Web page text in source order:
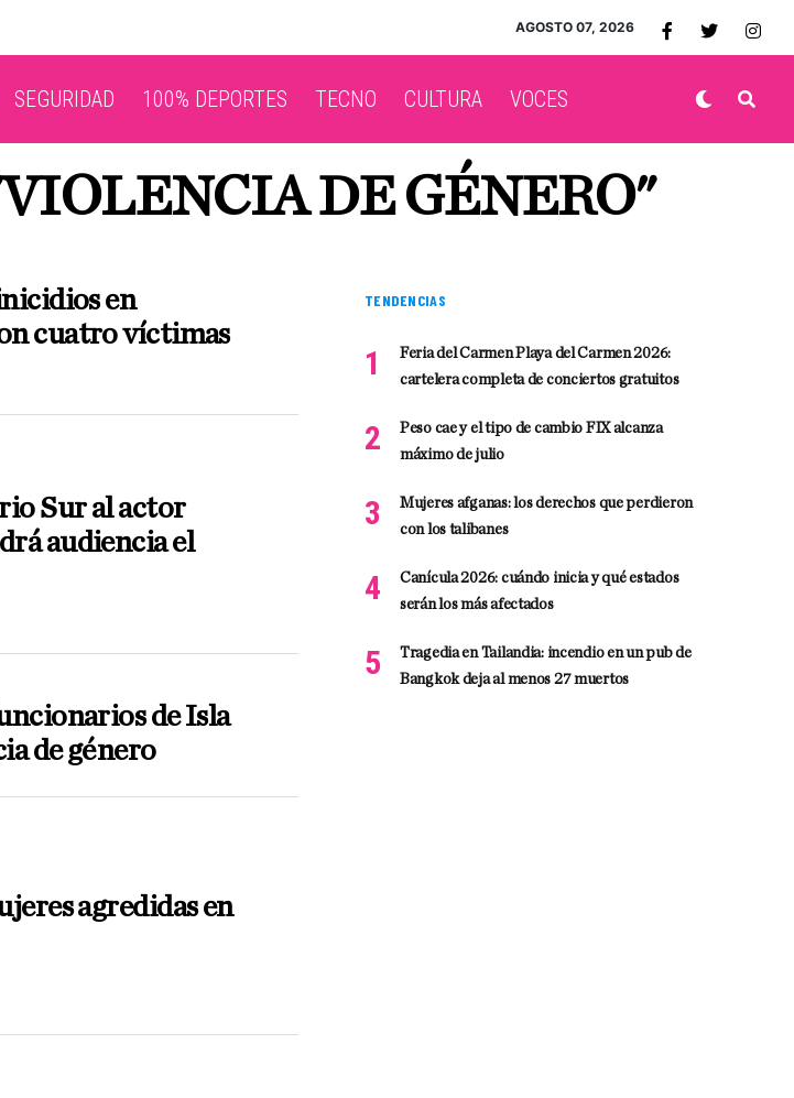
AGOSTO 07, 2026
SEGURIDAD 100% DEPORTES TECNO CULTURA VOCES
DE GÉNERO"
en
cuatro víctimas
Sur al actor
audiencia el
de Isla
de género
agredidas en
TENDENCIAS
Feria del Carmen Playa del Carmen 2026:
cartelera completa de conciertos gratuitos
Peso cae y el tipo de cambio FIX alcanza
máximo de julio
Mujeres afganas: los derechos que perdieron
con los talibanes
Canícula 2026: cuándo inicia y qué estados
serán los más afectados
Tragedia en Tailandia: incendio en un pub de
Bangkok deja al menos 27 muertos